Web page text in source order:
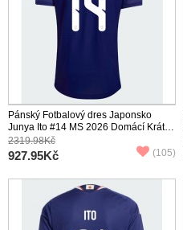
Pánský Fotbalový dres Japonsko
Junya Ito #14 MS 2026 Domácí Krátký
Rukáv
2319.98Kč
927.95Kč (105)